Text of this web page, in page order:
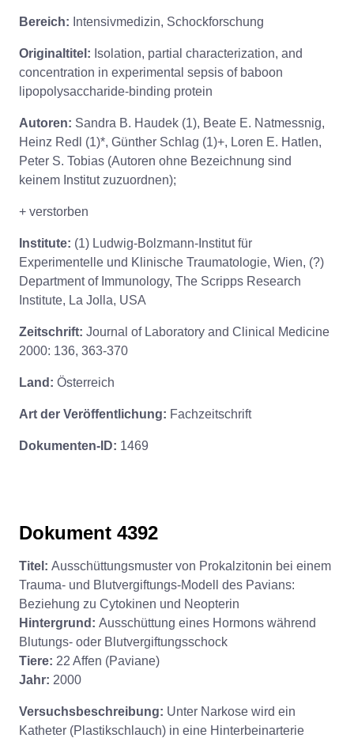
Bereich: Intensivmedizin, Schockforschung
Originaltitel: Isolation, partial characterization, and
concentration in experimental sepsis of baboon
lipopolysaccharide-binding protein
Autoren: Sandra B. Haudek (1), Beate E. Natmessnig,
Heinz Redl (1)*, Günther Schlag (1)+, Loren E. Hatlen,
Peter S. Tobias (Autoren ohne Bezeichnung sind
keinem Institut zuzuordnen);
+ verstorben
Institute: (1) Ludwig-Bolzmann-Institut für
Experimentelle und Klinische Traumatologie, Wien, (?)
Department of Immunology, The Scripps Research
Institute, La Jolla, USA
Zeitschrift: Journal of Laboratory and Clinical Medicine
2000: 136, 363-370
Land: Österreich
Art der Veröffentlichung: Fachzeitschrift
Dokumenten-ID: 1469
Dokument 4392
Titel: Ausschüttungsmuster von Prokalzitonin bei einem
Trauma- und Blutvergiftungs-Modell des Pavians:
Beziehung zu Cytokinen und Neopterin
Hintergrund: Ausschüttung eines Hormons während
Blutungs- oder Blutvergiftungsschock
Tiere: 22 Affen (Paviane)
Jahr: 2000
Versuchsbeschreibung: Unter Narkose wird ein
Katheter (Plastikschlauch) in eine Hinterbeinarterie